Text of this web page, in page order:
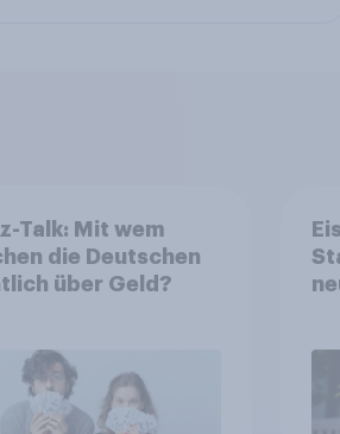
Talk: Mit wem
die Deutschen
über Geld?